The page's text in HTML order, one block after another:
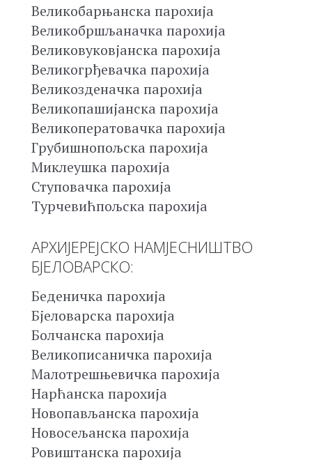
Великобарњанска парохија
Великобршљаначка парохија
Великовуковјанска парохија
Великогрђевачка парохија
Великозденачка парохија
Великопашијанска парохија
Великоператовачка парохија
Грубишнопољска парохија
Миклеушка парохија
Ступовачка парохија
Турчевићпољска парохија
АРХИЈЕРЕЈСКО НАМЈЕСНИШТВО
БЈЕЛОВАРСКО:
Беденичка парохија
Бјеловарска парохија
Болчанска парохија
Великописаничка парохија
Малотрешњевичка парохија
Нарћанска парохија
Новопављанска парохија
Новосељанска парохија
Ровиштанска парохија